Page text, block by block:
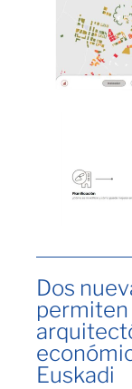
Dos
Euskadi